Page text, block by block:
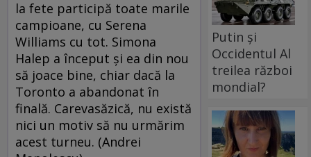
la fete participă toate marile
campioane, cu Serena
Williams cu tot. Simona
Halep a început şi ea din nou
să joace bine, chiar dacă la
Toronto a abandonat în
finală. Carevasăzică, nu există
nici un motiv să nu urmărim
acest turneu. (Andrei
Putin și
Occidentul Al
treilea război
mondial?